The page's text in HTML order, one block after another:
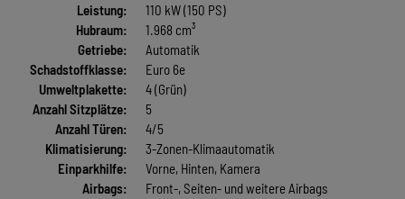
Leistung:
110 kW (150 PS)
Hubraum:
1.968 cm³
Getriebe:
Automatik
Schadstoffklasse:
Euro 6e
Umweltplakette:
4 (Grün)
Anzahl Sitzplätze:
5
Anzahl Türen:
4/5
Klimatisierung:
3-Zonen-Klimaautomatik
Einparkhilfe:
Vorne, Hinten, Kamera
Airbags:
Front-, Seiten- und weitere Airbags